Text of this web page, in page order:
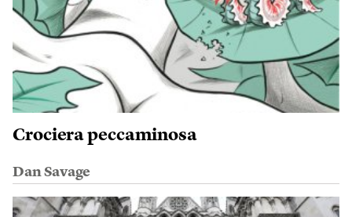
Crociera peccaminosa
Dan Savage